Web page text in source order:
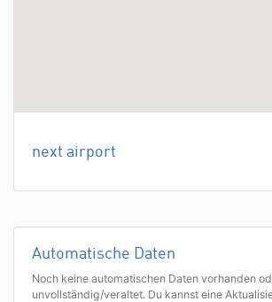
next airport
Automatische Daten
Noch keine automatischen Daten vorhanden
unvollständig/veraltet. Du kannst eine